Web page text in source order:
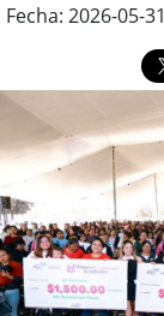
Fecha: 2026-05-